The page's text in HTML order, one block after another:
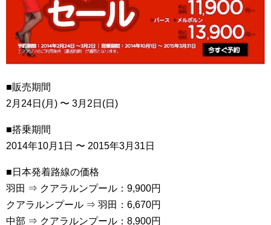
■販売期間
2月24日(月) 〜 3月2日(日)
■搭乗期間
2014年10月1日 〜 2015年3月31日
■日本発着路線の価格
羽田 ⇒ クアラルンプール：9,900円
クアラルンプール ⇒ 羽田：6,670円
中部 ⇒ クアラルンプール：8,900円